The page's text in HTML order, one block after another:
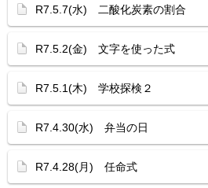
R7.5.7(水) 二酸化炭素の割合
R7.5.2(金) 文字を使った式
R7.5.1(木) 学校探検２
R7.4.30(水) 弁当の日
R7.4.28(月) 任命式